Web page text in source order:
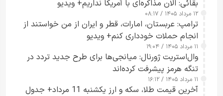
بقائی: الان مذاکره‌ای با آمریکا نداریم+ ویدیو
۱۲ مرداد ۱۴۰۵ / ۰۸:۱۷
ترامپ: عربستان، امارات، قطر و ایران از من خواستند از
انجام حملات خودداری کنم+ ویدیو
۱۱ مرداد ۱۴۰۵ / ۱۹:۰۴
وال‌استریت ژورنال: میانجی‌ها برای طرح جدید تردد در
تنگه هرمز پیشرفت کرده‌اند
۱۱ مرداد ۱۴۰۵ / ۱۶:۱۲
آخرین قیمت طلا، سکه و ارز یکشنبه 11 مرداد+ جدول